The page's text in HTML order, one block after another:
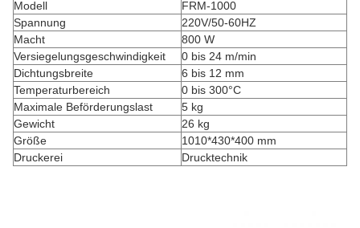
Modell
FRM-1000
Spannung
220V/50-60HZ
Macht
800 W
Versiegelungsgeschwindigkeit
0 bis 24 m/min
Dichtungsbreite
6 bis 12 mm
Temperaturbereich
0 bis 300°C
Maximale Beförderungslast
5 kg
Gewicht
26 kg
Größe
1010*430*400 mm
Druckerei
Drucktechnik